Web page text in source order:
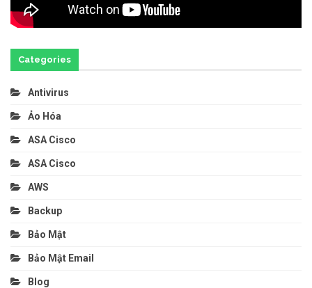
Categories
Antivirus
Ảo Hóa
ASA Cisco
ASA Cisco
AWS
Backup
Bảo Mật
Bảo Mật Email
Blog